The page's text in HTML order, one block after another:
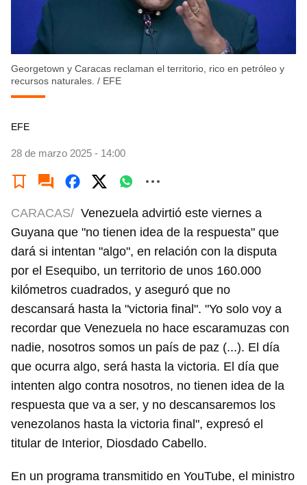
Georgetown y Caracas reclaman el territorio, rico en petróleo y
recursos naturales. / EFE
EFE
28 de marzo 2025 - 14:00
CARACAS/ Venezuela advirtió este viernes a
Guyana que "no tienen idea de la respuesta" que
dará si intentan "algo", en relación con la disputa
por el Esequibo, un territorio de unos 160.000
kilómetros cuadrados, y aseguró que no
descansará hasta la "victoria final". "Yo solo voy a
recordar que Venezuela no hace escaramuzas con
nadie, nosotros somos un país de paz (...). El día
que ocurra algo, será hasta la victoria. El día que
intenten algo contra nosotros, no tienen idea de la
respuesta que va a ser, y no descansaremos los
venezolanos hasta la victoria final", expresó el
titular de Interior, Diosdado Cabello.
En un programa transmitido en YouTube, el ministro